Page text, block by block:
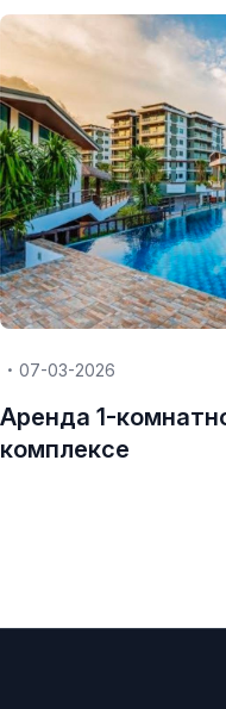
07-03-2026
Аренда 1-
комплексе